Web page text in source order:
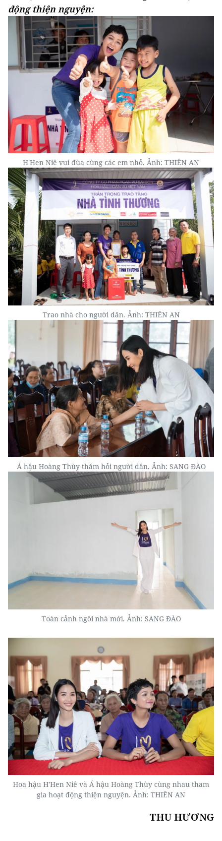
động thiện nguyện:
H'Hen Niê vui đùa cùng các em nhỏ. Ảnh: THIÊN AN
Trao nhà cho người dân. Ảnh: THIÊN AN
Á hậu Hoàng Thùy thăm hỏi người dân. Ảnh: SANG ĐÀO
Toàn cảnh ngôi nhà mới. Ảnh: SANG ĐÀO
Hoa hậu H'Hen Niê và Á hậu Hoàng Thùy cùng nhau tham
gia hoạt động thiện nguyện. Ảnh: THIÊN AN
THU HƯƠNG